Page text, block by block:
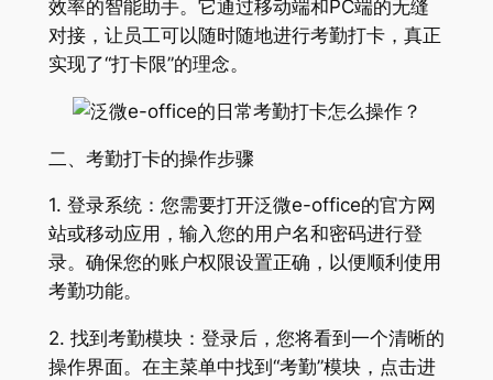
效率的智能助手。它通过移动端和PC端的无缝
对接，让员工可以随时随地进行考勤打卡，真正
实现了“打卡限”的理念。
二、考勤打卡的操作步骤
1. 登录系统：您需要打开泛微e-office的官方网
站或移动应用，输入您的用户名和密码进行登
录。确保您的账户权限设置正确，以便顺利使用
考勤功能。
2. 找到考勤模块：登录后，您将看到一个清晰的
操作界面。在主菜单中找到“考勤”模块，点击进